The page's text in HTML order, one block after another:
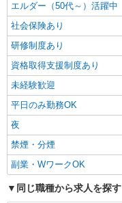
エルダー（50代～）活躍中
社会保険あり
研修制度あり
資格取得支援制度あり
未経験歓迎
平日のみ勤務OK
夜
禁煙・分煙
副業・WワークOK
同じ職種から求人を探す